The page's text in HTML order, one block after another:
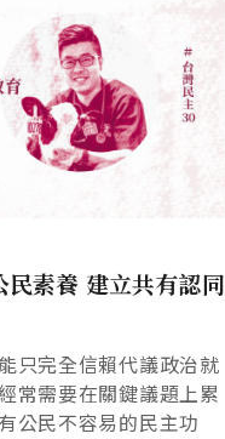
素養 建立共有認同
只完全信賴代議政治就
常需要在關鍵議題上累
公民不容易的民主功